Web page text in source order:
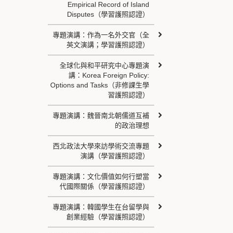
Empirical Record of Island
Disputes（學習護照認證）
專題演講：作為一名外交官（全
英文演講；學習護照認證）
全球化與和平研究中心專題演
講：Korea Foreign Policy:
Options and Tasks（非修課生學
習護照認證）
專題演講：魏晉南北朝儒道互補
的政治理想
西北政法大學來訪學術交流專題
演講（學習護照認證）
專題演講：文化價值如何行塑當
代國際關係（學習護照認證）
專題演講：韓國學生在台留學與
創業經驗（學習護照認證）